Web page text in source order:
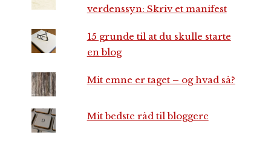
verdenssyn: Skriv et manifest
15 grunde til at du skulle starte
en blog
Mit emne er taget – og hvad så?
Mit bedste råd til bloggere